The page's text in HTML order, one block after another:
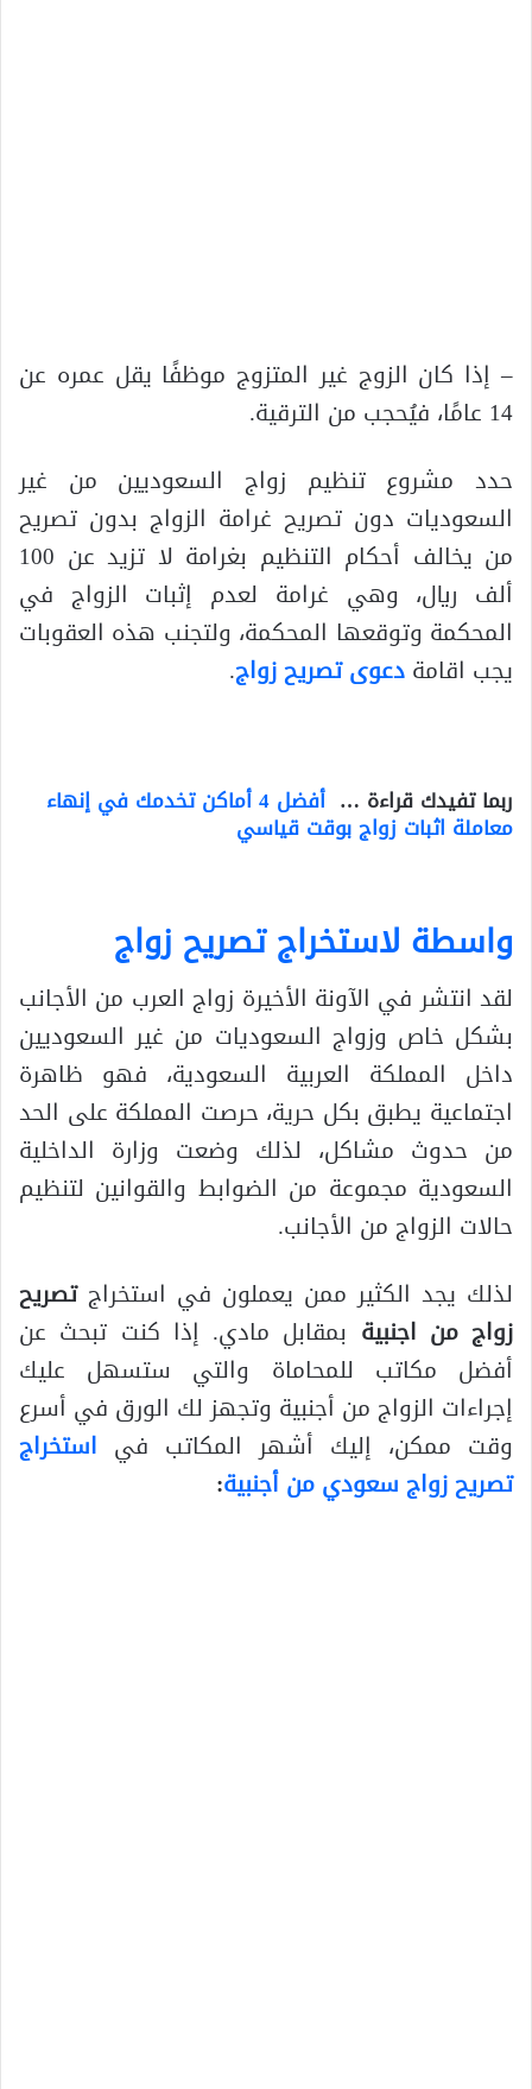
– إذا كان الزوج غير المتزوج موظفًا يقل عمره عن
14 عامًا، فيُحجب من الترقية.
حدد مشروع تنظيم زواج السعوديين من غير
السعوديات دون تصريح غرامة الزواج بدون تصريح
من يخالف أحكام التنظيم بغرامة لا تزيد عن 100
ألف ريال، وهي غرامة لعدم إثبات الزواج في
المحكمة وتوقعها المحكمة، ولتجنب هذه العقوبات
يجب اقامةدعوى تصريح زواج.
ربما تفيدك قراءة … أفضل 4 أماكن تخدمك في إنهاء
معاملة اثبات زواج بوقت قياسي
واسطة لاستخراج تصريح زواج
لقد انتشر في الآونة الأخيرة زواج العرب من الأجانب
بشكل خاص وزواج السعوديات من غير السعوديين
داخل المملكة العربية السعودية، فهو ظاهرة
اجتماعية يطبق بكل حرية، حرصت المملكة على الحد
من حدوث مشاكل، لذلك وضعت وزارة الداخلية
السعودية مجموعة من الضوابط والقوانين لتنظيم
حالات الزواج من الأجانب.
لذلك يجد الكثير ممن يعملون في استخراجتصريح
زواج من اجنبية بمقابل مادي. إذا كنت تبحث عن
أفضل مكاتب للمحاماة والتي ستسهل عليك
إجراءات الزواج من أجنبية وتجهز لك الورق في أسرع
وقت ممكن، إليك أشهر المكاتب في استخراج
تصريح زواج سعودي من أجنبية: